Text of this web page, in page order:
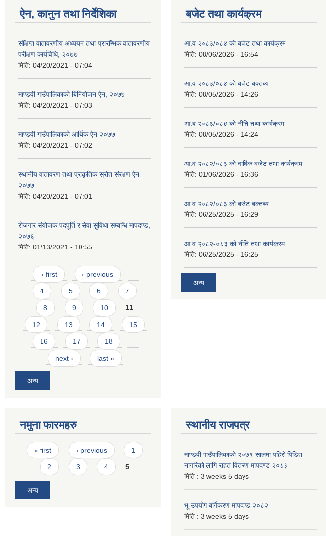
ऐन, कानुन तथा निर्देशिका
संक्षिप्त वातावरणीय अध्ययन तथा प्रारम्भिक वातावरणीय
परीक्षण कार्यविधि, २०७७
मिति: 04/20/2021 - 07:04
माण्डवी गाउँपालिकाको बिनियोजन ऐन, २०७७
मिति: 04/20/2021 - 07:03
माण्डवी गाउँपालिकाको आर्थिक ऐन २०७७
मिति: 04/20/2021 - 07:02
स्थानीय वातावरण तथा प्राकृतिक स्रोत संरक्षण ऐन_
२०७७
मिति: 04/20/2021 - 07:01
रोजगार संयोजक पदपूर्ति र सेवा सुविधा सम्बन्धि मापदण्ड,
२०७६
मिति: 01/13/2021 - 10:55
Pages
« first ‹ previous …
4 5 6 7
8 9 10 11
12 13 14 15
16 17 18 …
next › last »
अन्य
बजेट तथा कार्यक्रम
आ.व २०८३/०८४ को बजेट तथा कार्यक्रम
मिति: 08/06/2026 - 16:54
आ.व २०८३/०८४ को बजेट बक्तब्य
मिति: 08/05/2026 - 14:26
आ.व २०८३/०८४ को नीति तथा कार्यक्रम
मिति: 08/05/2026 - 14:24
आ.व २०८२/०८३ को वार्षिक बजेट तथा कार्यक्रम
मिति: 01/06/2026 - 16:36
आ.व २०८२/०८३ को बजेट बक्तब्य
मिति: 06/25/2025 - 16:29
आ.व २०८२-०८३ को नीति तथा कार्यक्रम
मिति: 06/25/2025 - 16:25
अन्य
नमुना फारमहरु
Pages
« first ‹ previous 1
2 3 4 5
अन्य
स्थानीय राजपत्र
माण्डवी गाउँपालिकाको २०७९ सालमा पहिरो पिडित
नागरिको लागि राहत वितरण मापदण्ड २०८३
मिति : 3 weeks 5 days
भू-उपयोग बर्गिकरण मापदण्ड २०८२
मिति : 3 weeks 5 days